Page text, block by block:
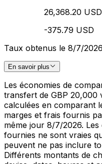
26,368.20 USD
-375.79 USD
Taux obtenus le 8/7/2026
En savoir plus
Les économies de
transfert de GBP 20,000
calculées en comparant
marges et frais fournis
même jour 8/7/2026.
fournies ne sont vraies
peuvent ne pas inclure
Différents montants de